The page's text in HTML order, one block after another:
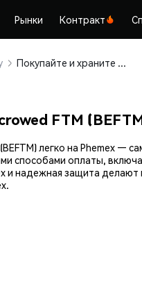
Рынки Контракт
Покупайте и храните Beefy Escrowed FTM (BEFTM) безопасно
FTM
легко на Phemex
способами оплаты,
и надежная защита делают